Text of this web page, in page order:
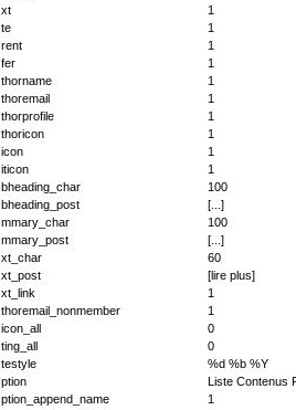
xt
1
te
1
rent
1
fer
1
thorname
1
thoremail
1
thorprofile
1
thoricon
1
icon
1
iticon
1
bheading_char
100
bheading_post
[...]
mmary_char
100
mmary_post
[...]
xt_char
60
xt_post
[lire plus]
xt_link
1
thoremail_nonmember
1
icon_all
0
ting_all
0
testyle
%d %b %Y
ption
Liste Contenus
ption_append_name
1